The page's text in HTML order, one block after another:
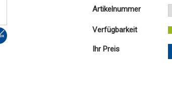
Artikelnummer
Verfügbarkeit
Ihr Preis